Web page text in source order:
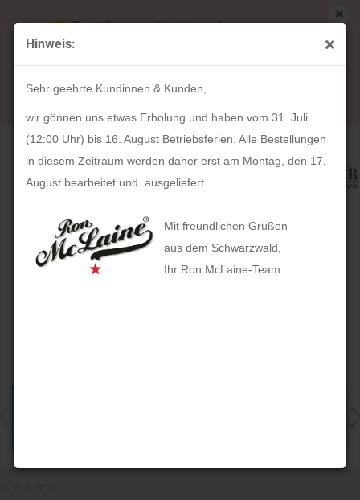
Hinweis:
Sehr geehrte Kundinnen & Kunden,
wir gönnen uns etwas Erholung und haben vom 31. Juli
(12:00 Uhr) bis 16. August Betriebsferien. Alle Bestellungen
in diesem Zeitraum werden daher erst am Montag, den 17.
August bearbeitet und ausgeliefert.
Mit freundlichen Grüßen
aus dem Schwarzwald,
Ihr Ron McLaine-Team
Bestellungen die während unserer
Betriebsferien (31. Juli ab 12:00 Uhr bis 16.
August) aufgegeben werden, werden ab Montag,
17. August bearbeitet und versendet.
« Erster « zurück weiter »
Letzter »
Artikel in dieser Kategorie
Schmuckkoffer Elly New Classic Echtleder (schwarz)